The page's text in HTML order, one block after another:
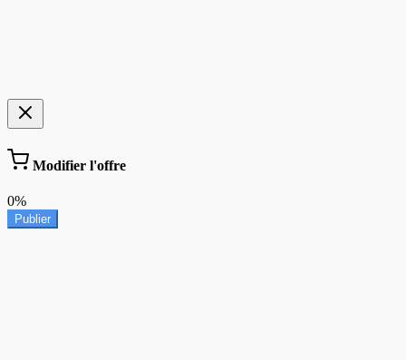
Modifier l'offre
0%
Publier